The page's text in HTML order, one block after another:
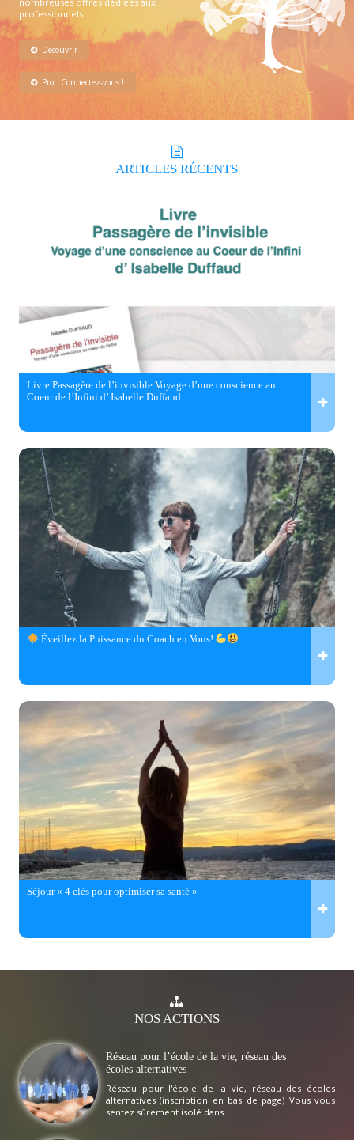
professionnels.
Découvrir
Pro : Connectez-vous !
ARTICLES RÉCENTS
Livre Passagère de l’invisible Voyage d’une conscience au
Coeur de l’Infini d’ Isabelle Duffaud
Éveillez la Puissance du Coach en Vous!
Séjour « 4 clés pour optimiser sa santé »
NOSACTIONS
Réseau pour l’école de la vie, réseau des
écoles alternatives
Réseau pour l'école de la vie, réseau des écoles
alternatives (inscription en bas de page) Vous vous
sentez sûrement isolé dans...